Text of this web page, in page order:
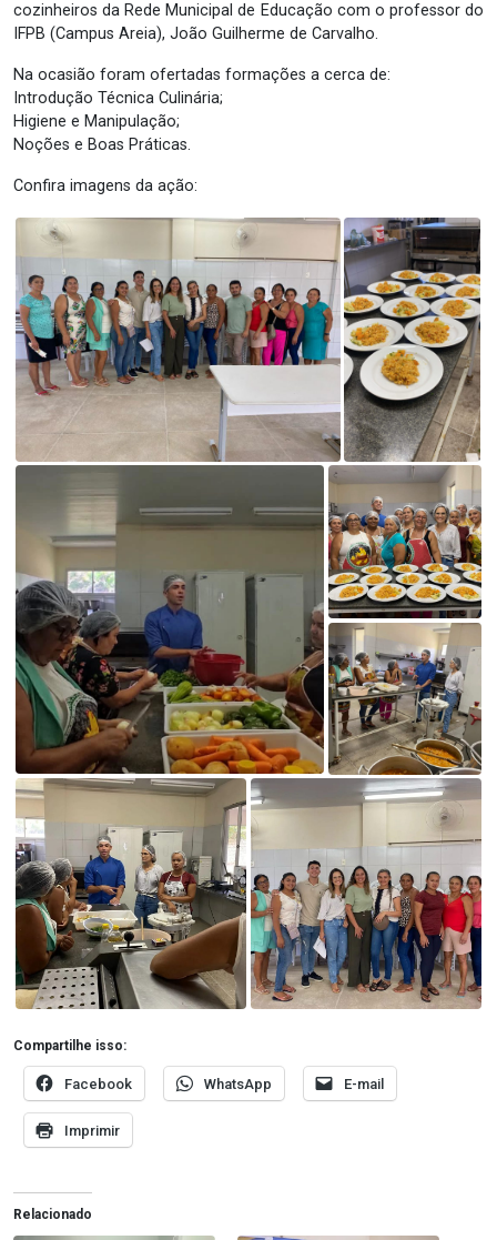
cozinheiros da Rede Municipal de Educação com o professor do
IFPB (Campus Areia), João Guilherme de Carvalho.
Na ocasião foram ofertadas formações a cerca de:
Introdução Técnica Culinária;
Higiene e Manipulação;
Noções e Boas Práticas.
Confira imagens da ação:
Compartilhe isso:
Facebook WhatsApp E-mail
Imprimir
Relacionado